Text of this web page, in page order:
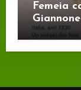
Femeia